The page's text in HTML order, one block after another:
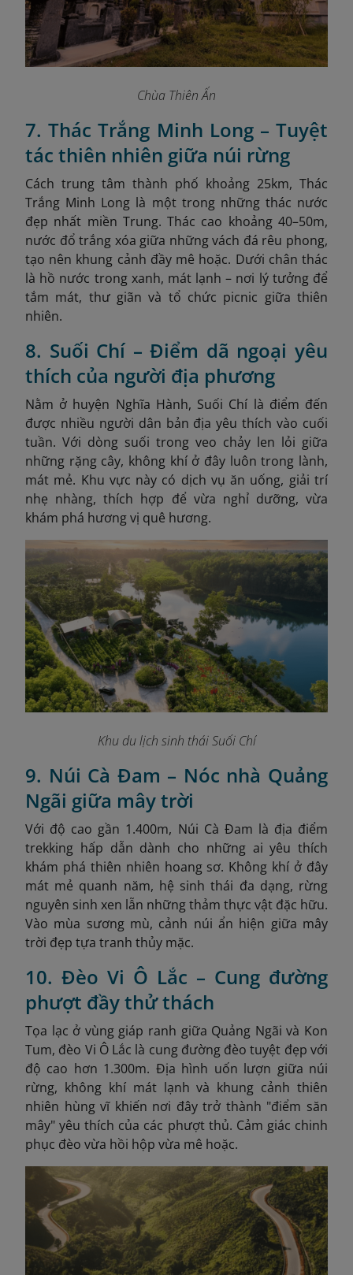
Chùa Thiên Ấn
7. Thác Trắng Minh Long – Tuyệt
tác thiên nhiên giữa núi rừng
Cách trung tâm thành phố khoảng 25km, Thác
Trắng Minh Long là một trong những thác nước
đẹp nhất miền Trung. Thác cao khoảng 40–50m,
nước đổ trắng xóa giữa những vách đá rêu phong,
tạo nên khung cảnh đầy mê hoặc. Dưới chân thác
là hồ nước trong xanh, mát lạnh – nơi lý tưởng để
tắm mát, thư giãn và tổ chức picnic giữa thiên
nhiên.
8. Suối Chí – Điểm dã ngoại yêu
thích của người địa phương
Nằm ở huyện Nghĩa Hành, Suối Chí là điểm đến
được nhiều người dân bản địa yêu thích vào cuối
tuần. Với dòng suối trong veo chảy len lỏi giữa
những rặng cây, không khí ở đây luôn trong lành,
mát mẻ. Khu vực này có dịch vụ ăn uống, giải trí
nhẹ nhàng, thích hợp để vừa nghỉ dưỡng, vừa
khám phá hương vị quê hương.
Khu du lịch sinh thái Suối Chí
9. Núi Cà Đam – Nóc nhà Quảng
Ngãi giữa mây trời
Với độ cao gần 1.400m, Núi Cà Đam là địa điểm
trekking hấp dẫn dành cho những ai yêu thích
khám phá thiên nhiên hoang sơ. Không khí ở đây
mát mẻ quanh năm, hệ sinh thái đa dạng, rừng
nguyên sinh xen lẫn những thảm thực vật đặc hữu.
Vào mùa sương mù, cảnh núi ẩn hiện giữa mây
trời đẹp tựa tranh thủy mặc.
10. Đèo Vi Ô Lắc – Cung đường
phượt đầy thử thách
Tọa lạc ở vùng giáp ranh giữa Quảng Ngãi và Kon
Tum, đèo Vi Ô Lắc là cung đường đèo tuyệt đẹp với
độ cao hơn 1.300m. Địa hình uốn lượn giữa núi
rừng, không khí mát lạnh và khung cảnh thiên
nhiên hùng vĩ khiến nơi đây trở thành "điểm săn
mây" yêu thích của các phượt thủ. Cảm giác chinh
phục đèo vừa hồi hộp vừa mê hoặc.